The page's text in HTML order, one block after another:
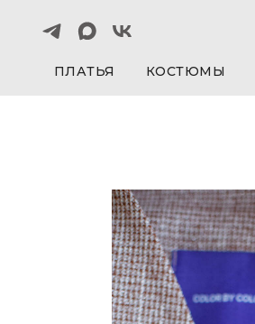
ПЛАТЬЯ КОСТЮМЫ